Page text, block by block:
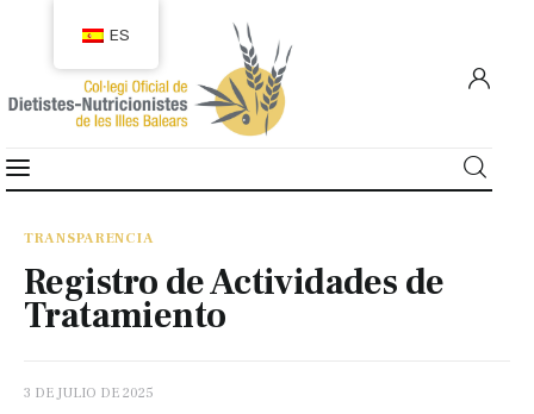
COLEGIADOS
EMPLEO
TRANSPARENCIA
Registro de Actividades de
Tratamiento
3 DE JULIO DE 2025
ES